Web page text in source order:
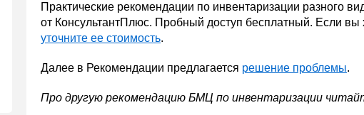
Практические рекомендации по инвентаризации разного
от КонсультантПлюс. Пробный доступ бесплатный. Если вы
уточните ее стоимость.
Далее в Рекомендации предлагается решение проблемы.
Про другую рекомендацию БМЦ по инвентаризации